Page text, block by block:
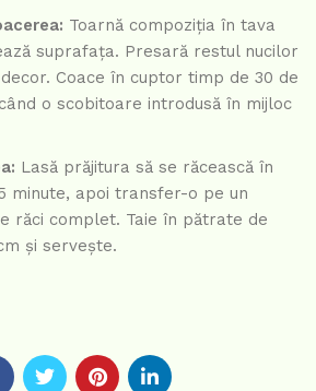
Toarnă compoziția în tava
suprafața. Presară restul nucilor
Coace în cuptor timp de 30 de
o scobitoare introdusă în mijloc
Lasă prăjitura să se răcească în
minute, apoi transfer-o pe un
răci complet. Taie în pătrate de
și servește.